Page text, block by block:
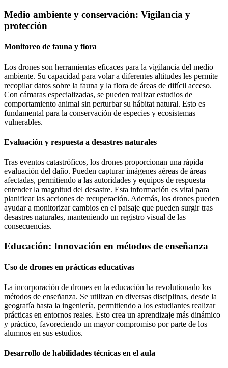
Medio ambiente y conservación: Vigilancia y
protección
Monitoreo de fauna y flora
Los drones son herramientas eficaces para la vigilancia del medio
ambiente. Su capacidad para volar a diferentes altitudes les permite
recopilar datos sobre la fauna y la flora de áreas de difícil acceso.
Con cámaras especializadas, se pueden realizar estudios de
comportamiento animal sin perturbar su hábitat natural. Esto es
fundamental para la conservación de especies y ecosistemas
vulnerables.
Evaluación y respuesta a desastres naturales
Tras eventos catastróficos, los drones proporcionan una rápida
evaluación del daño. Pueden capturar imágenes aéreas de áreas
afectadas, permitiendo a las autoridades y equipos de respuesta
entender la magnitud del desastre. Esta información es vital para
planificar las acciones de recuperación. Además, los drones pueden
ayudar a monitorizar cambios en el paisaje que pueden surgir tras
desastres naturales, manteniendo un registro visual de las
consecuencias.
Educación: Innovación en métodos de enseñanza
Uso de drones en prácticas educativas
La incorporación de drones en la educación ha revolutionado los
métodos de enseñanza. Se utilizan en diversas disciplinas, desde la
geografía hasta la ingeniería, permitiendo a los estudiantes realizar
prácticas en entornos reales. Esto crea un aprendizaje más dinámico
y práctico, favoreciendo un mayor compromiso por parte de los
alumnos en sus estudios.
Desarrollo de habilidades técnicas en el aula